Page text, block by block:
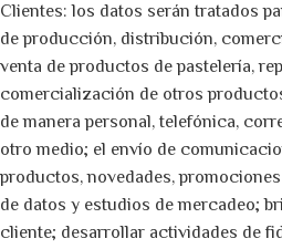
Clientes: los datos serán tratados
de producción, distribución,
venta de productos de pastelería,
comercialización de otros
de manera personal, telefónica,
otro medio; el envío de
productos, novedades,
de datos y estudios de mercadeo;
cliente; desarrollar actividades de